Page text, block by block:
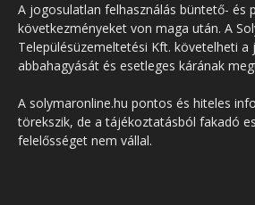
A jogosulatlan felhasználás büntető- és
következményeket von maga után. A
Településüzemeltetési Kft. követelheti a
abbahagyását és esetleges kárának
A solymaronline.hu pontos és hiteles
törekszik, de a tájékoztatásból fakadó
felelősséget nem vállal.